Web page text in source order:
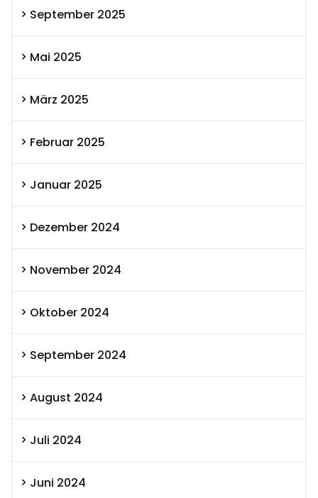
September 2025
Mai 2025
März 2025
Februar 2025
Januar 2025
Dezember 2024
November 2024
Oktober 2024
September 2024
August 2024
Juli 2024
Juni 2024